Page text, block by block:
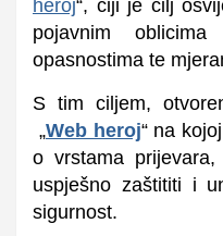
heroj“, čiji je cilj
pojavnim oblicima
opasnostima te
S tim ciljem,
„Web heroj“ na
o vrstama
uspješno zaštititi i
sigurnost.